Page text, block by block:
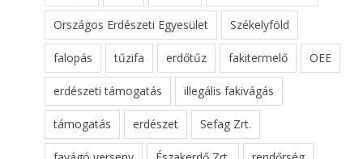
Országos Erdészeti Egyesület Székelyföld
falopás tűzifa erdőtűz fakitermelő OEE
erdészeti támogatás illegális fakivágás
támogatás erdészet Sefag Zrt.